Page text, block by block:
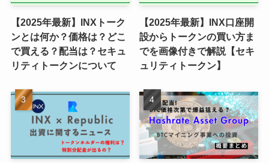
【2025年最新】INXトーク
ンとは何か？価格は？どこ
で買える？配当は？セキュ
リティトークンについて
【2025年最新】INX口座開
設からトークンの買い方ま
でを画像付きで解説【セキ
ュリティトークン】